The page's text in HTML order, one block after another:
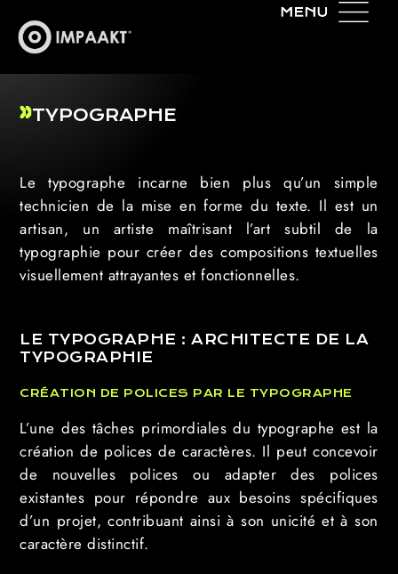
TYPOGRAPHE
Le typographe incarne bien plus qu’un simple
technicien de la mise en forme du texte. Il est un
artisan, un artiste maîtrisant l’art subtil de la
typographie pour créer des compositions textuelles
visuellement attrayantes et fonctionnelles.
LE TYPOGRAPHE : ARCHITECTE DE LA
TYPOGRAPHIE
CRÉATION DE POLICES PAR LE TYPOGRAPHE
L’une des tâches primordiales du typographe est la
création de polices de caractères. Il peut concevoir
de nouvelles polices ou adapter des polices
existantes pour répondre aux besoins spécifiques
d’un projet, contribuant ainsi à son unicité et à son
caractère distinctif.